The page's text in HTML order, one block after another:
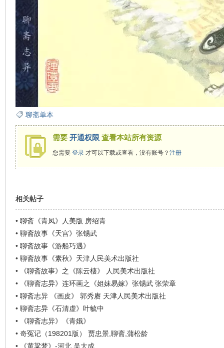
聊斋单本
需要 开通权限 查看本站所有资源
您需要 登录才可以下载或查看，没有账号？ 注册
相关帖子
• 聊斋《青凤》人美版 房绍青
• 聊斋故事《天宫》张锡武
• 聊斋故事《游船巧遇》
• 聊斋故事《素秋》天津人民美术出版社
•
《聊斋故事》之《陈云棲》 人民美术出版社
•
《聊斋志异》连环画之《姐妹易嫁》张锡武 张荣章
• 聊斋志异 《画皮》 郭秀赓 天津人民美术出版社
• 聊斋志异《石清虚》叶毓中
•
《聊斋志异》《青娥》
• 奇冤记（198201版） 贾忠景,聊斋,蒲松龄
•
《黄粱梦》-河北 吴大成